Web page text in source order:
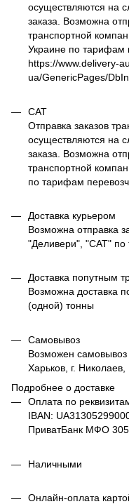
осуществляются на
заказа. Возможна
транспортной
Украине по тарифам
https://www.delivery-
ua/GenericPages/
САТ
Отправка заказов
осуществляются на
заказа. Возможна
транспортной
по тарифам
Доставка курьером
Возможна отправка
"Деливери", "САТ" по
Доставка попутным
Возможна доставка
(одной) тонны
Самовывоз
Возможен самовывоз
Харьков, г. Николаев,
Подробнее о доставке
Оплата по
IBAN:
ПриватБанк МФО
Наличными
Онлайн-оплата